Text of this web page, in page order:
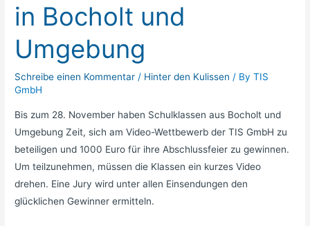
in Bocholt und
Umgebung
Schreibe einen Kommentar / Hinter den Kulissen / ByTIS
GmbH
Bis zum 28. November haben Schulklassen aus Bocholt und
Umgebung Zeit, sich am Video-Wettbewerb der TIS GmbH zu
beteiligen und 1000 Euro für ihre Abschlussfeier zu gewinnen.
Um teilzunehmen, müssen die Klassen ein kurzes Video
drehen. Eine Jury wird unter allen Einsendungen den
glücklichen Gewinner ermitteln.